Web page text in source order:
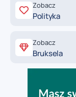
Zobacz
Polityka
Zobacz
Bruksela